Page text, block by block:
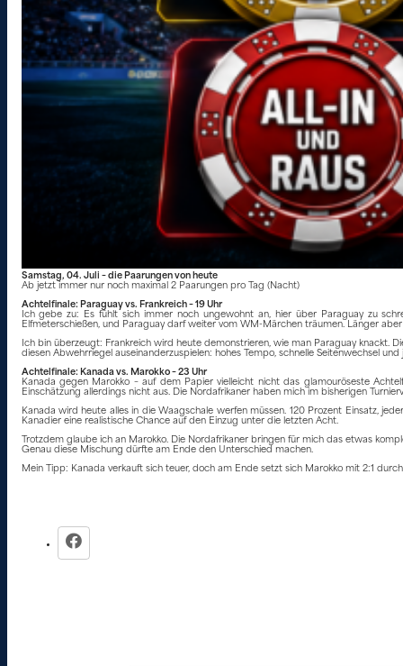
Samstag, 04. Juli – die Paarungen von heute
Ab jetzt immer nur noch maximal 2 Paarungen pro Tag (Nacht)
Achtelfinale: Paraguay vs. Frankreich – 19 Uhr
Ich gebe zu: Es fühlt sich immer noch ungewohnt an, hier über Paraguay zu
Elfmeterschießen, und Paraguay darf weiter vom WM-Märchen träumen. Länger
Ich bin überzeugt: Frankreich wird heute demonstrieren, wie man Paraguay knackt.
diesen Abwehrriegel auseinanderzuspielen: hohes Tempo, schnelle Seitenwechsel
Achtelfinale: Kanada vs. Marokko – 23 Uhr
Kanada gegen Marokko – auf dem Papier vielleicht nicht das glamouröseste
Einschätzung allerdings nicht aus. Die Nordafrikaner haben mich im bisherigen
Kanada wird heute alles in die Waagschale werfen müssen. 120 Prozent Einsatz,
Kanadier eine realistische Chance auf den Einzug unter die letzten Acht.
Trotzdem glaube ich an Marokko. Die Nordafrikaner bringen für mich das etwas
Genau diese Mischung dürfte am Ende den Unterschied machen.
Mein Tipp: Kanada verkauft sich teuer, doch am Ende setzt sich Marokko mit 2:1